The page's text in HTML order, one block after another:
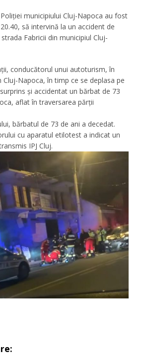
municipiului Cluj-Napoca au fost
să intervină la un accident de
Fabricii din municipiul Cluj-
conducătorul unui autoturism, în
Cluj-Napoca, în timp ce se deplasa pe
și accidentat un bărbat de 73
aflat în traversarea părții
bărbatul de 73 de ani a decedat.
cu aparatul etilotest a indicat un
IPJ Cluj.